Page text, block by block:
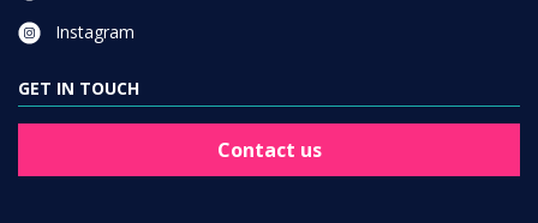
Instagram
GET IN TOUCH
Contact us